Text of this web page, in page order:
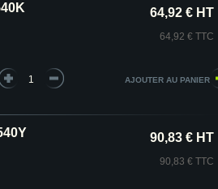
64,92 € HT
64,92 € TTC
90,83 € HT
90,83 € TTC